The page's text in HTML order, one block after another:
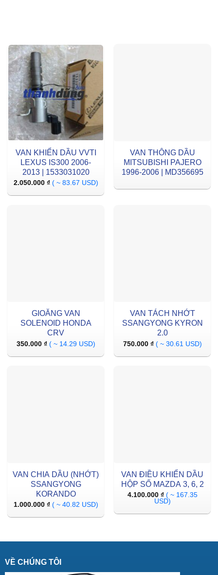
VAN KHIỂN DẦU VVTI
LEXUS IS300 2006-
2013 | 1533031020
2.050.000 ₫ ( ~ 83.67 USD)
VAN THÔNG DẦU
MITSUBISHI PAJERO
1996-2006 | MD356695
GIOĂNG VAN
SOLENOID HONDA
CRV
350.000 ₫ ( ~ 14.29 USD)
VAN TÁCH NHỚT
SSANGYONG KYRON
2.0
750.000 ₫ ( ~ 30.61 USD)
VAN CHIA DẦU (NHỚT)
SSANGYONG
KORANDO
1.000.000 ₫ ( ~ 40.82 USD)
VAN ĐIỀU KHIỂN DẦU
HỘP SỐ MAZDA 3, 6, 2
4.100.000 ₫ ( ~ 167.35
USD)
VỀ CHÚNG TÔI